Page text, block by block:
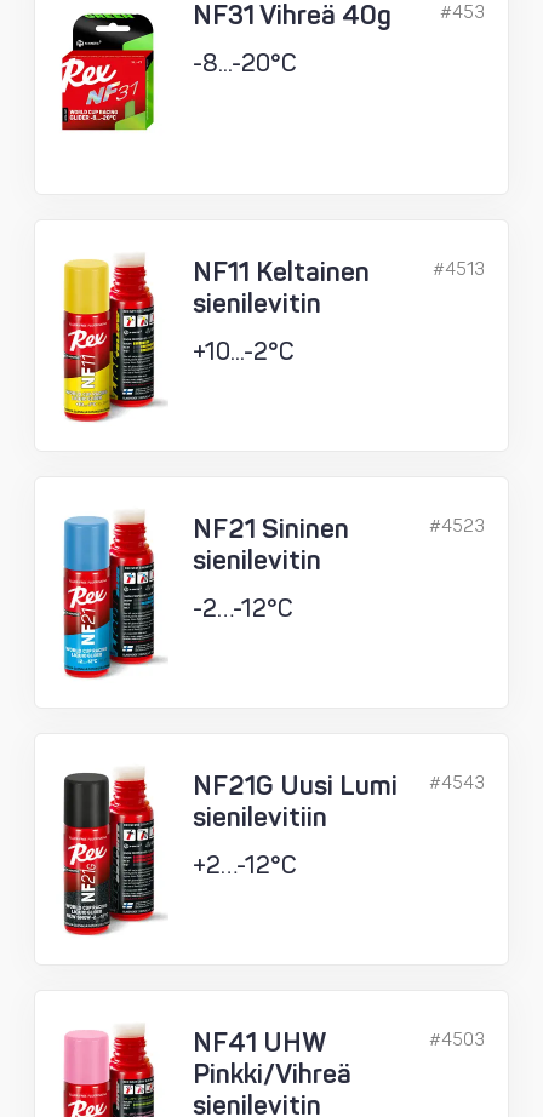
NF31 Vihreä 40g
-8...-20°C
#453
NF11 Keltainen
sienilevitin
+10...-2°C
#4513
NF21 Sininen
sienilevitin
-2…-12°C
#4523
NF21G Uusi Lumi
sienilevitiin
+2…-12°C
#4543
NF41 UHW
Pinkki/Vihreä
sienilevitin
#4503